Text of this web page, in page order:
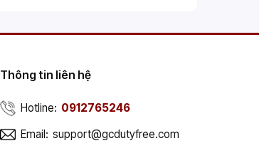
Thông tin liên hệ
Hotline: 0912765246
Email: support@gcdutyfree.com